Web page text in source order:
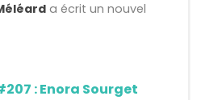
a écrit un nouvel
: Enora Sourget